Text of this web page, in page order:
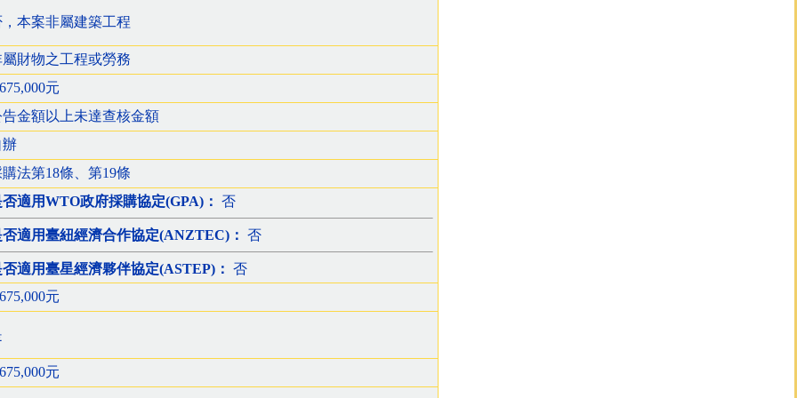
，本案非屬建築工程
屬財物之工程或勞務
元
告金額以上未達查核金額
辦
法第18條、第19條
適用WTO政府採購協定(GPA)： 否
否適用臺紐經濟合作協定(ANZTEC)： 否
適用臺星經濟夥伴協定(ASTEP)： 否
元
元